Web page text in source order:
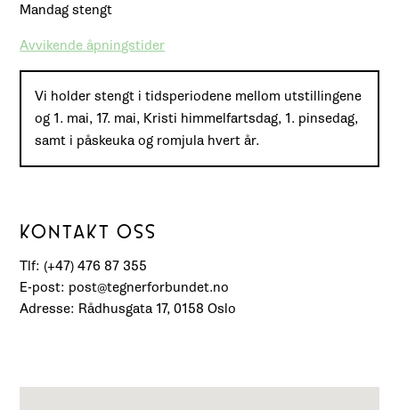
Mandag stengt
Avvikende åpningstider
Vi holder stengt i tidsperiodene mellom utstillingene
og 1. mai, 17. mai, Kristi himmelfartsdag, 1. pinsedag,
samt i påskeuka og romjula hvert år.
KONTAKT OSS
Tlf: (+47) 476 87 355
E-post: post@tegnerforbundet.no
Adresse: Rådhusgata 17, 0158 Oslo